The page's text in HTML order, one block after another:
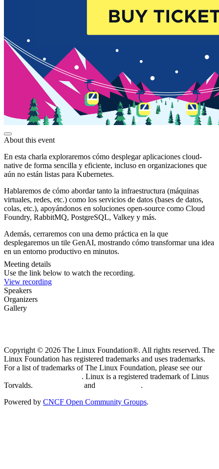
About this event
En esta charla exploraremos cómo desplegar aplicaciones cloud-
native de forma sencilla y eficiente, incluso en organizaciones que
aún no están listas para Kubernetes.
Hablaremos de cómo abordar tanto la infraestructura (máquinas
virtuales, redes, etc.) como los servicios de datos (bases de datos,
colas, etc.), apoyándonos en soluciones open-source como Cloud
Foundry, RabbitMQ, PostgreSQL, Valkey y más.
Además, cerraremos con una demo práctica en la que
desplegaremos un tile GenAI, mostrando cómo transformar una idea
en un entorno productivo en minutos.
Meeting details
Use the link below to watch the recording.
View recording
Speakers
Organizers
Gallery
Copyright © 2026 The Linux Foundation®. All rights reserved. The
Linux Foundation has registered trademarks and uses trademarks.
For a list of trademarks of The Linux Foundation, please see our
. Linux is a registered trademark of Linus
Torvalds.
and
.
Powered by CNCF Open Community Groups.